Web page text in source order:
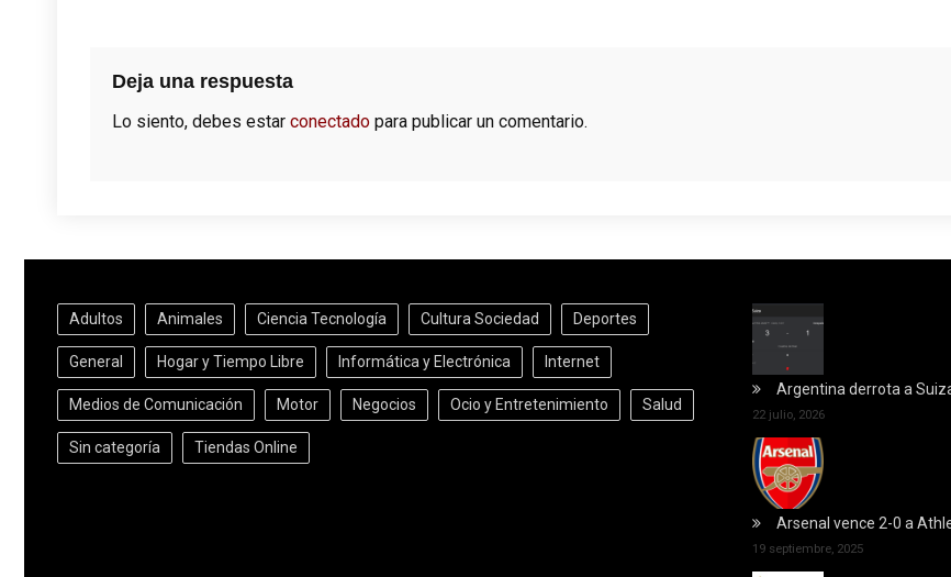
Deja una respuesta
Lo siento, debes estar conectado para publicar un comentario.
Adultos Animales Ciencia Tecnología Cultura Sociedad Deportes
General Hogar y Tiempo Libre Informática y Electrónica Internet
Medios de Comunicación Motor Negocios Ocio y Entretenimiento Salud
Sin categoría Tiendas Online
Argentina derrota a
22 julio, 2026
Arsenal vence 2-0 a
19 septiembre, 2025